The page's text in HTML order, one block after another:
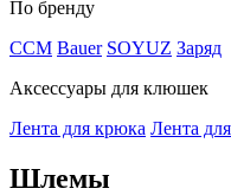
По бренду
CCM Bauer SOYUZ Заряд
Аксессуары для клюшек
Лента для крюка Лента
Шлемы